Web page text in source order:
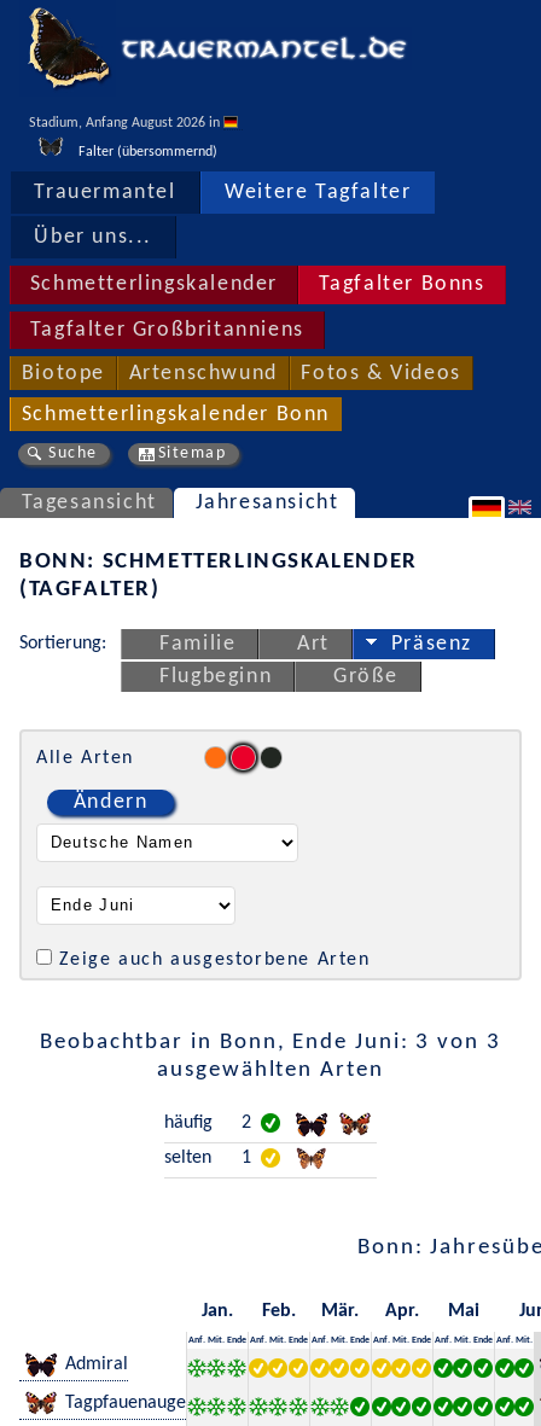
Stadium, Anfang August 2026 in
Falter (übersommernd)
Trauermantel Weitere Tagfalter
Über uns...
Schmetterlingskalender Tagfalter Bonns
Tagfalter Großbritanniens
Biotope Artenschwund Fotos & Videos
Schmetterlingskalender Bonn
Suche Sitemap
Tagesansicht Jahresansicht
BONN: SCHMETTERLINGSKALENDER
(TAGFALTER)
Sortierung: Familie Art
Präsenz
Flugbeginn
Größe
Alle Arten
Ändern
Zeige auch ausgestorbene Arten
Beobachtbar in Bonn, Ende Juni: 3 von 3
ausgewählten Arten
häufig
2
selten
1
Bonn:
Jan. Feb. Mär. Apr. Mai
Anf. Mit. Ende Anf. Mit. Ende Anf. Mit. Ende Anf. Mit. Ende Anf. Mit. Ende Anf. Mit.
Admiral
Tagpfauenauge